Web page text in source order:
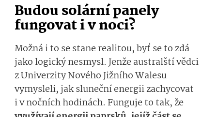
Budou solární panely
fungovat i v noci?
Možná i to se stane realitou, byť se to zdá
jako logický nesmysl. Jenže australští vědci
z Univerzity Nového Jižního Walesu
vymysleli, jak sluneční energii zachycovat
i v nočních hodinách. Funguje to tak, že